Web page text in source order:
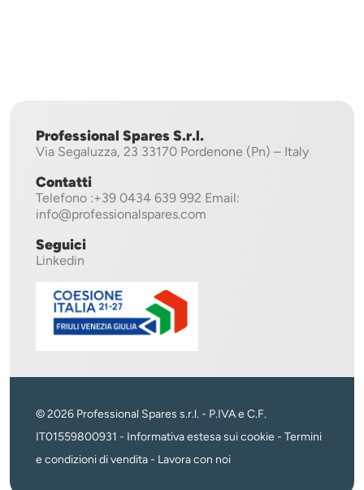
Professional Spares S.r.l.
Via Segaluzza, 23 33170 Pordenone (Pn) – Italy
Contatti
Telefono :+39 0434 639 992 Email:
info@professionalspares.com
Seguici
Linkedin
© 2026 Professional Spares s.r.l. - P.IVA e C.F.
IT01559800931 - Informativa estesa sui cookie - Termini
e condizioni di vendita- Lavora con noi